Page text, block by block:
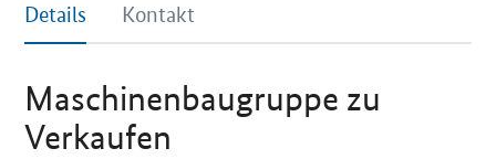
Details Kontakt
Maschinenbaugruppe zu
Verkaufen